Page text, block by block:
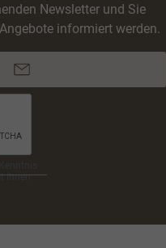
Newsletter und Sie
informiert werden.
ihnen